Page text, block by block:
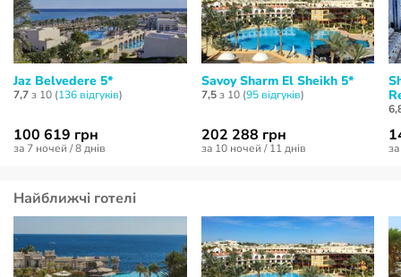
Jaz Belvedere 5*
7,7з 10 (136 відгуків)
100 619 грн
за 7 ночей / 8 днів
Savoy Sharm El Sheikh 5*
7,5з 10 (95 відгуків)
202 288 грн
за 10 ночей / 11 днів
Найближчі готелі